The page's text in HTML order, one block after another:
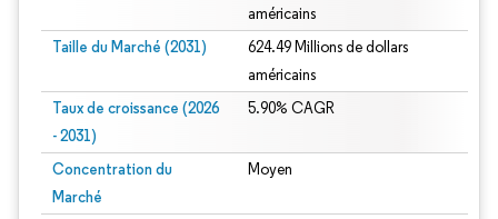
américains
Taille du Marché (2031)
624.49 Millions de dollars
américains
Taux de croissance (2026
- 2031)
5.90% CAGR
Concentration du
Marché
Moyen